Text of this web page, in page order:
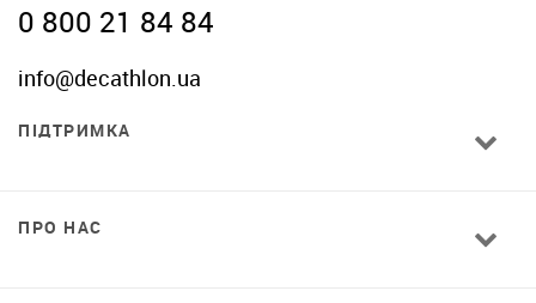
0 800 21 84 84
info@decathlon.ua
ПІДТРИМКА
ПРО НАС